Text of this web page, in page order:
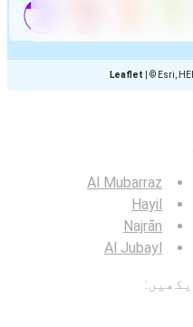
Leaflet © Esri,
Al Mubarraz
Hayil
Najrān
Al Jubayl